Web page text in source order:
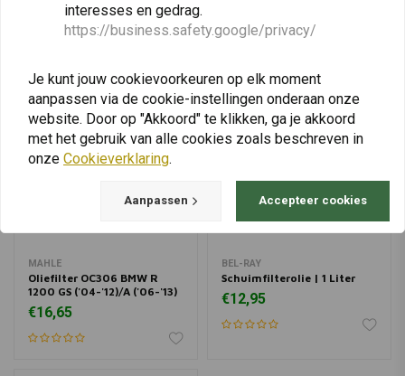
MAHLE
Oliefilter OC306 BMW R
1200 GS ('04-'12)/A ('06-'13)
€16,65
BEL-RAY
Schuimfilterolie | 1 Liter
€12,95
interesses en gedrag.
https://business.safety.google/privacy/
Je kunt jouw cookievoorkeuren op elk moment
aanpassen via de cookie-instellingen onderaan onze
website. Door op "Akkoord" te klikken, ga je akkoord
met het gebruik van alle cookies zoals beschreven in
onze Cookieverklaring.
Aanpassen Accepteer cookies